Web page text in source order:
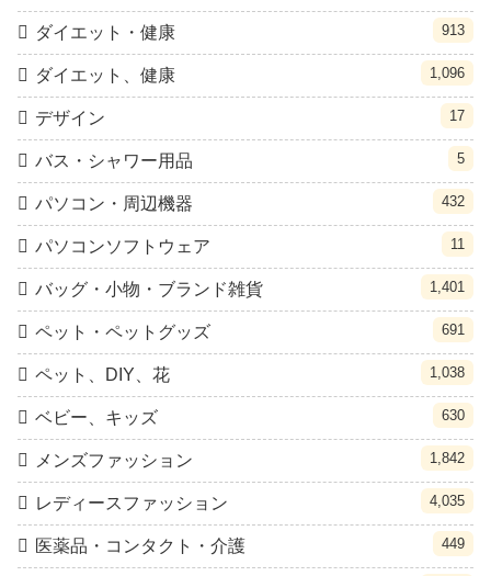
ダイエット・健康 913
ダイエット、健康 1,096
デザイン 17
バス・シャワー用品 5
パソコン・周辺機器 432
パソコンソフトウェア 11
バッグ・小物・ブランド雑貨 1,401
ペット・ペットグッズ 691
ペット、DIY、花 1,038
ベビー、キッズ 630
メンズファッション 1,842
レディースファッション 4,035
医薬品・コンタクト・介護 449